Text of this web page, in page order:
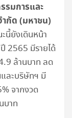
รมการและ
กัด (มหาชน)
นี้ยังเดินหน้า
2565 มีรายได้
ล้านบาท ลด
ละบริษัทฯ มี
จากงวด
บาท